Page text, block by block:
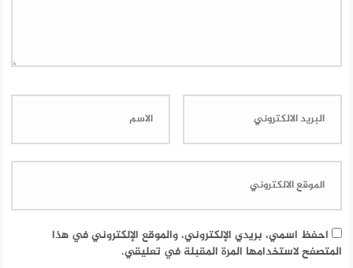
احفظ اسمي، بريدي الإلكتروني، والموقع الإلكتروني في هذا
المتصفح لاستخدامها المرة المقبلة في تعليقي.